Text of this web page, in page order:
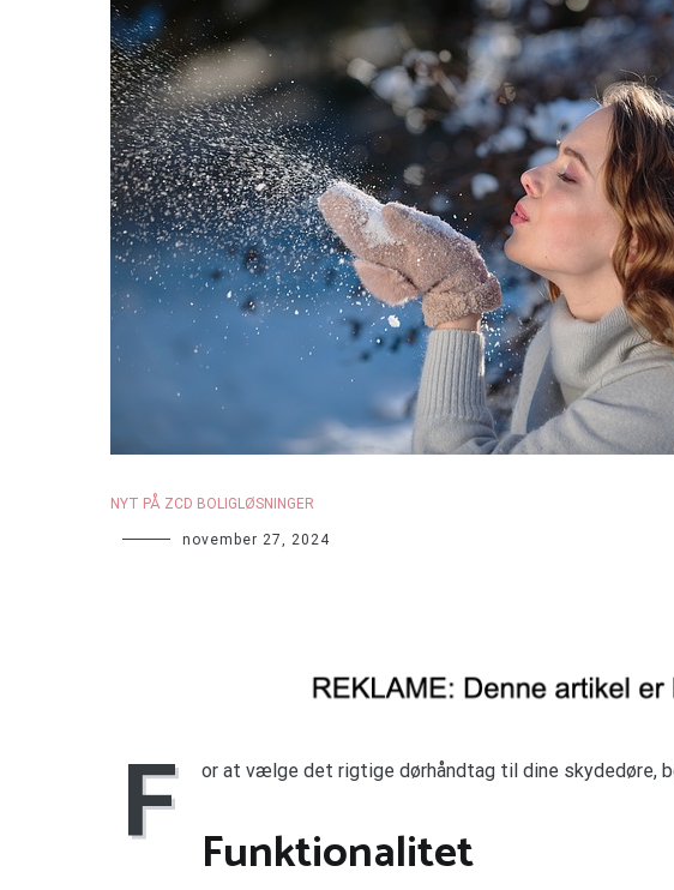
NYT PÅ ZCD BOLIGLØSNINGER
november 27, 2024
F or at vælge det rigtige dørhåndtag til dine skydedøre,
Funktionalitet